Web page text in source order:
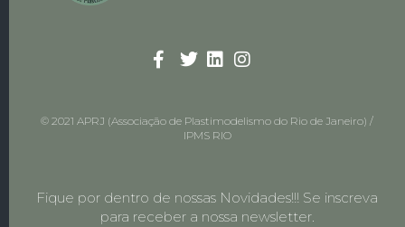
© 2021 APRJ (Associação de Plastimodelismo do Rio de Janeiro) /
IPMS RIO
Fique por dentro de nossas Novidades!!! Se inscreva
para receber a nossa newsletter.